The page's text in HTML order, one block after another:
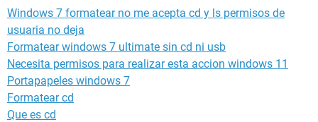
Windows 7 formatear no me acepta cd y ls permisos de
usuaria no deja
Formatear windows 7 ultimate sin cd ni usb
Necesita permisos para realizar esta accion windows 11
Portapapeles windows 7
Formatear cd
Que es cd